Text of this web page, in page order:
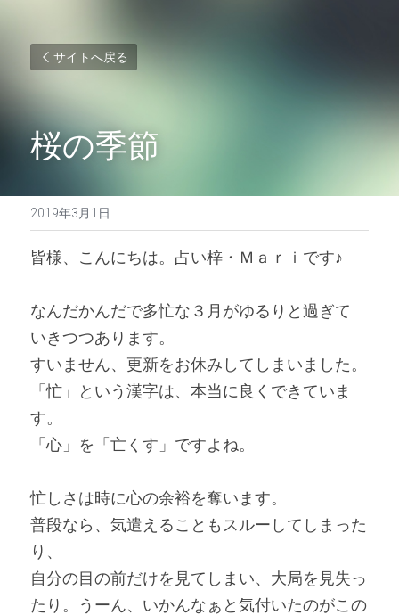
サイトへ戻る
桜の季節
2019年3月1日
皆様、こんにちは。占い梓・Ｍａｒｉです♪
なんだかんだで多忙な３月がゆるりと過ぎて
いきつつあります。
すいません、更新をお休みしてしまいました。
「忙」という漢字は、本当に良くできていま
す。
「心」を「亡くす」ですよね。
忙しさは時に心の余裕を奪います。
普段なら、気遣えることもスルーしてしまった
り、
自分の目の前だけを見てしまい、大局を見失っ
たり。うーん、いかんなぁと気付いたのがこの